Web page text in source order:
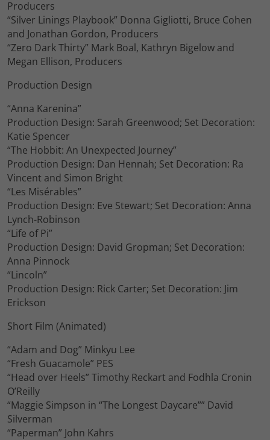
Producers
“Silver Linings Playbook” Donna Gigliotti, Bruce Cohen
and Jonathan Gordon, Producers
“Zero Dark Thirty” Mark Boal, Kathryn Bigelow and
Megan Ellison, Producers
Production Design
“Anna Karenina”
Production Design: Sarah Greenwood; Set Decoration:
Katie Spencer
“The Hobbit: An Unexpected Journey”
Production Design: Dan Hennah; Set Decoration: Ra
Vincent and Simon Bright
“Les Misérables”
Production Design: Eve Stewart; Set Decoration: Anna
Lynch-Robinson
“Life of Pi”
Production Design: David Gropman; Set Decoration:
Anna Pinnock
“Lincoln”
Production Design: Rick Carter; Set Decoration: Jim
Erickson
Short Film (Animated)
“Adam and Dog” Minkyu Lee
“Fresh Guacamole” PES
“Head over Heels” Timothy Reckart and Fodhla Cronin
O’Reilly
“Maggie Simpson in “The Longest Daycare”” David
Silverman
“Paperman” John Kahrs